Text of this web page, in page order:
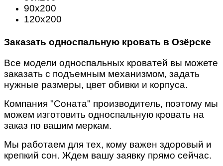
90х200
120х200
Заказать односпальную кровать в Озёрске
Все модели односпальных кроватей вы можете
заказать с подъемным механизмом, задать
нужные размеры, цвет обивки и корпуса.
Компания "Соната" производитель, поэтому мы
можем изготовить односпальную кровать на
заказ по вашим меркам.
Мы работаем для тех, кому важен здоровый и
крепкий сон. Ждем вашу заявку прямо сейчас.